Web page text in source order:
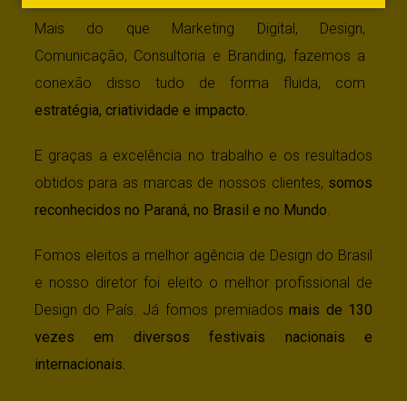
Mais do que Marketing Digital, Design,
Comunicação, Consultoria e Branding, fazemos a
conexão disso tudo de forma fluida, com
estratégia, criatividade e impacto.
E graças a excelência no trabalho e os resultados
obtidos para as marcas de nossos clientes, somos
reconhecidos no Paraná, no Brasil e no Mundo.
Fomos eleitos a melhor agência de Design do Brasil
e nosso diretor foi eleito o melhor profissional de
Design do País. Já fomos premiadosmais de 130
vezes em diversos festivais nacionais e
internacionais.